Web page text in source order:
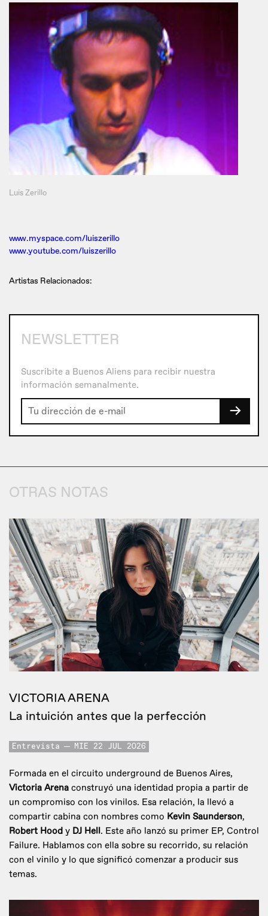
Luis Zerillo
www.myspace.com/luiszerillo
www.youtube.com/luiszerillo
Artistas Relacionados:
NEWSLETTER
Suscribite a Buenos Aliens para recibir nuestra
información semanalmente.
→
OTRAS NOTAS
VICTORIA ARENA
La intuición antes que la perfección
Entrevista MIE 22 JUL 2026
Formada en el circuito underground de Buenos Aires,
Victoria Arena construyó una identidad propia a partir de
un compromiso con los vinilos. Esa relación, la llevó a
compartir cabina con nombres como Kevin Saunderson,
Robert Hood y DJ Hell. Este año lanzó su primer EP, Control
Failure. Hablamos con ella sobre su recorrido, su relación
con el vinilo y lo que significó comenzar a producir sus
temas.